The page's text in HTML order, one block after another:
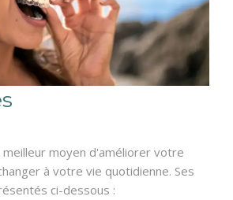
moyen d'améliorer votre
à votre vie quotidienne. Ses
ci-dessous :